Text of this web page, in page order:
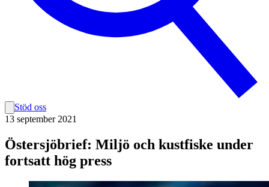
Stöd oss
13 september 2021
Östersjöbrief: Miljö och kustfiske under
fortsatt hög press